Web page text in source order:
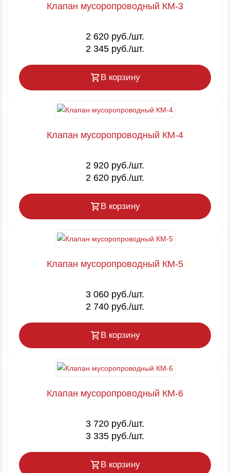
Клапан мусоропроводный КМ-3
2 620 руб./шт.
2 345 руб./шт.
В корзину
Клапан мусоропроводный КМ-4
2 920 руб./шт.
2 620 руб./шт.
В корзину
Клапан мусоропроводный КМ-5
3 060 руб./шт.
2 740 руб./шт.
В корзину
Клапан мусоропроводный КМ-6
3 720 руб./шт.
3 335 руб./шт.
В корзину